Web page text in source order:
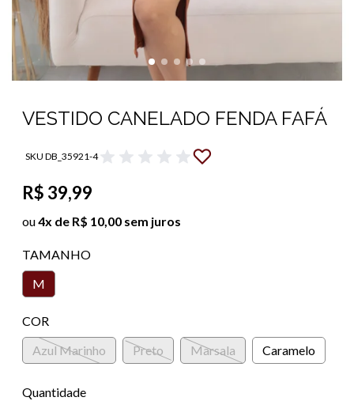
VESTIDO CANELADO FENDA FAFÁ
SKU DB_35921-4
R$ 39,99
ou4x de R$ 10,00 sem juros
TAMANHO
M
COR
Azul Marinho
Preto Marsala Caramelo
Quantidade